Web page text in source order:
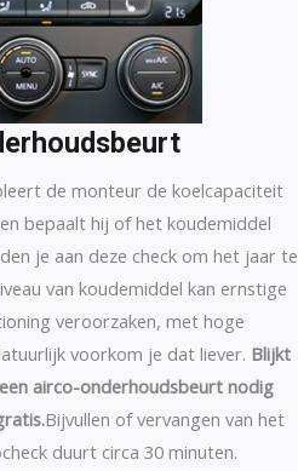
de monteur de koelcapaciteit
bepaalt hij of het koudemiddel
je aan deze check om het jaar te
van koudemiddel kan ernstige
veroorzaken, met hoge
voorkom je dat liever. Blijkt
airco-onderhoudsbeurt nodig
Bijvullen of vervangen van het
duurt circa 30 minuten.